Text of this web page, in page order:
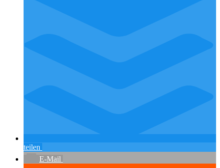
teilen
E-Mail